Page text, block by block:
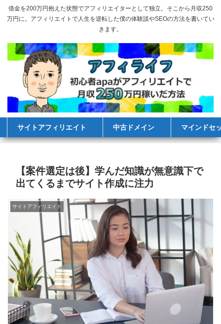
借金を200万円抱えた状態でアフィリエイターとして独立。そこから月収250
万円に。アフィリエイトで人生を逆転した僕の体験談やSEOの方法を書いてい
きます。
サイトアフィリエイト 中古ドメイン マインドセ
【案件選定は後】学んだ知識が無意識下で
出てくるまでサイト作成に注力
サイトアフィリエイト